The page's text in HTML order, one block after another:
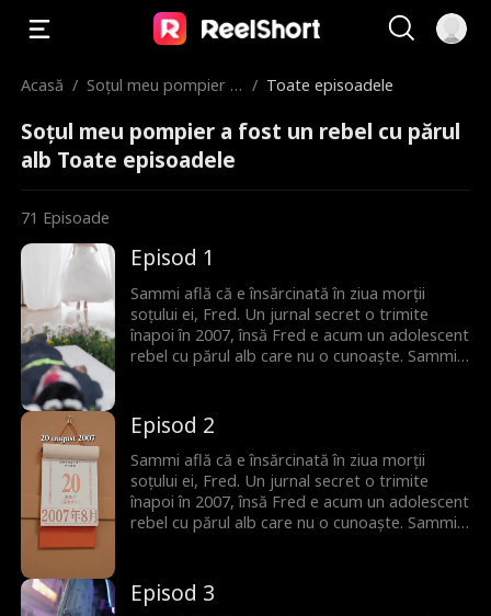
Acasă / Soțul meu pompier a
alb
/ Toate episoadele
Soțul meu pompier a fost un rebel cu părul
alb Toate episoadele
71 Episoade
Episod 1
Sammi află că e însărcinată în ziua morții
soțului ei, Fred. Un jurnal secret o trimite
înapoi în 2007, însă Fred e acum un adolescent
rebel cu părul alb care nu o cunoaște. Sammi
Episod 2
Sammi află că e însărcinată în ziua morții
soțului ei, Fred. Un jurnal secret o trimite
înapoi în 2007, însă Fred e acum un adolescent
rebel cu părul alb care nu o cunoaște. Sammi
Episod 3